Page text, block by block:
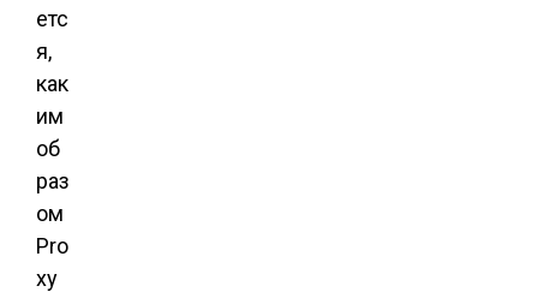
етс
я,
как
им
об
раз
ом
Pro
xy